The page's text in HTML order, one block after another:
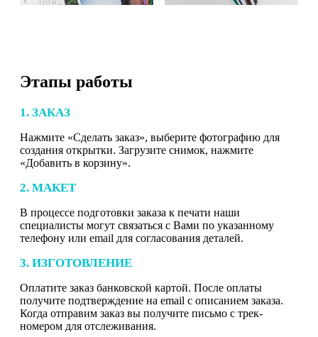
Этапы работы
1. ЗАКАЗ
Нажмите «Сделать заказ», выберите фотографию для
создания открытки. Загрузите снимок, нажмите
«Добавить в корзину».
2. МАКЕТ
В процессе подготовки заказа к печати наши
специалисты могут связаться с Вами по указанному
телефону или email для согласования деталей.
3. ИЗГОТОВЛЕНИЕ
Оплатите заказ банковской картой. После оплаты
получите подтверждение на email с описанием заказа.
Когда отправим заказ вы получите письмо с трек-
номером для отслеживания.